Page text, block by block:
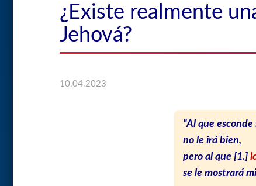
¿Existe realmente
Jehová?
10.04.2023
"Al que esconde
no le irá bien,
pero al que [1.]
se le mostrará